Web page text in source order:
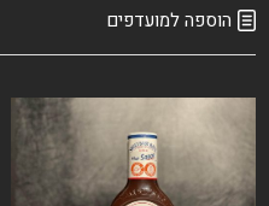
של
ברביקיו
לכנפיים
הוספה למועדפים